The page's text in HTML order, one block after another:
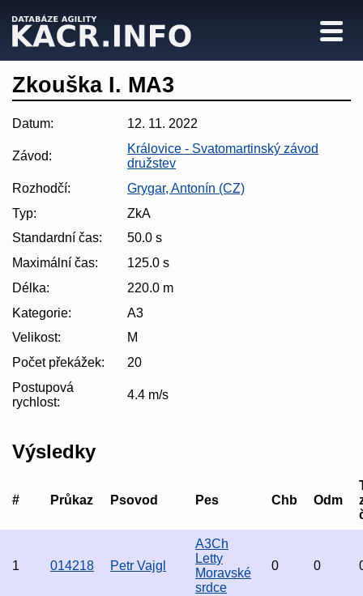
Zkouška I. MA3
Datum: 12. 11. 2022
Závod:
Královice - Svatomartinský závod
družstev
Rozhodčí:
Grygar, Antonín (CZ)
Typ:
ZkA
Standardní čas:
50.0 s
Maximální čas:
125.0 s
Délka:
220.0 m
Kategorie:
A3
Velikost:
M
Počet překážek:
20
Postupová
rychlost:
4.4 m/s
Výsledky
# Průkaz Psovod Pes Chb Odm
1 014218 Petr Vajgl
A3Ch
Letty
Moravské
srdce
0 0